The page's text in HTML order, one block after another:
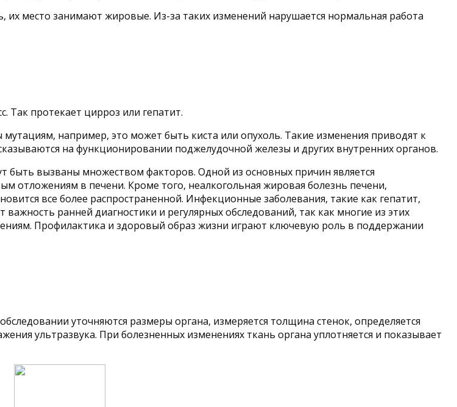
место занимают жировые. Из-за таких изменений нарушается нормальная работа
Так протекает цирроз или гепатит.
например, это может быть киста или опухоль. Такие изменения приводят к
на функционировании поджелудочной железы и других внутренних органов.
вызваны множеством факторов. Одной из основных причин является
отложениям в печени. Кроме того, неалкогольная жировая болезнь печени,
все более распространенной. Инфекционные заболевания, такие как гепатит,
ранней диагностики и регулярных обследований, так как многие из этих
Профилактика и здоровый образ жизни играют ключевую роль в поддержании
уточняются размеры органа, измеряется толщина стенок, определяется
ультразвука. При болезненных изменениях ткань органа уплотняется и показывает